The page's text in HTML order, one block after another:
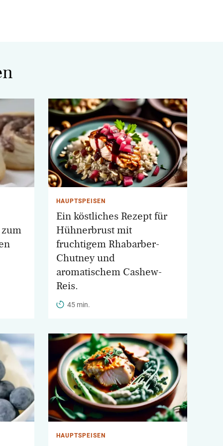
HAUPTSPEISEN
Ein köstliches Rezept für
Hühnerbrust mit
fruchtigem Rhabarber-
Chutney und
aromatischem Cashew-
Reis.
45 min.
HAUPTSPEISEN